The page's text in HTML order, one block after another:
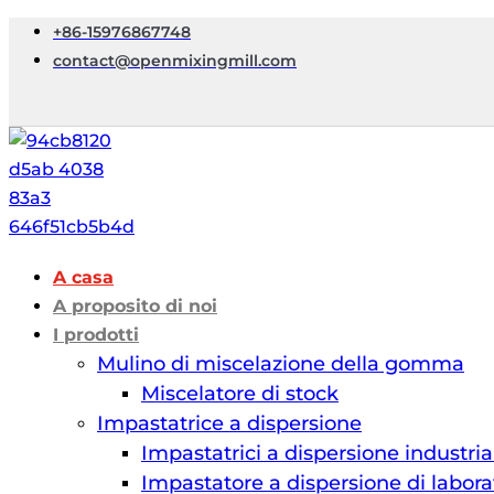
+86-15976867748
contact@openmixingmill.com
A casa
A proposito di noi
I prodotti
Mulino di miscelazione della gomma
Miscelatore di stock
Impastatrice a dispersione
Impastatrici a dispersione
Impastatore a dispersione di